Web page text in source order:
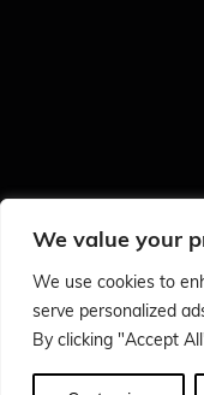
We value your
We use cookies to
serve personalized
By clicking "Accept
Arvioi käyntisi